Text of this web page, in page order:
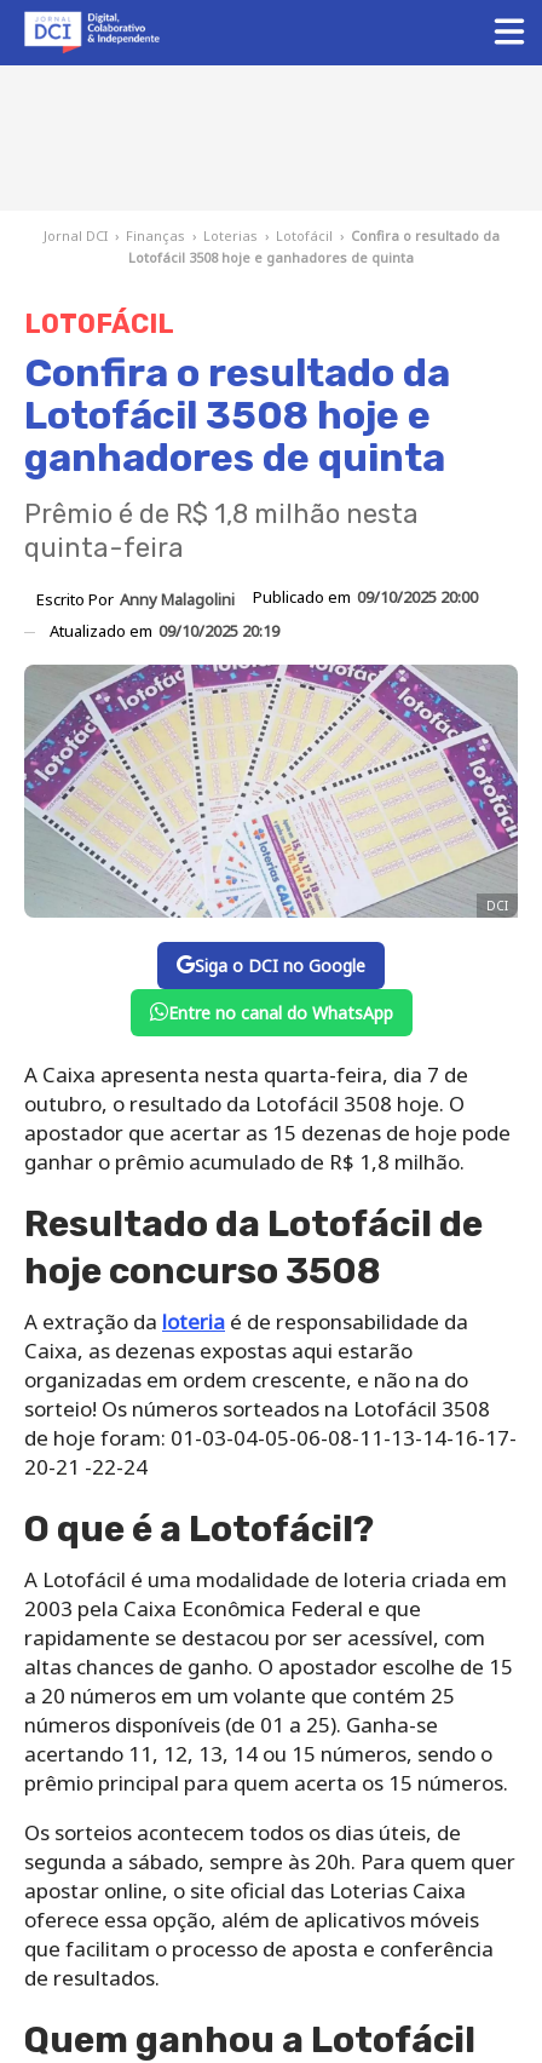
Jornal DCI › Finanças › Loterias › Lotofácil › Confira o resultado da
Lotofácil 3508 hoje e ganhadores de quinta
LOTOFÁCIL
Confira o resultado da
Lotofácil 3508 hoje e
ganhadores de quinta
Prêmio é de R$ 1,8 milhão nesta
quinta-feira
Escrito Por Anny Malagolini Publicado em 09/10/2025 20:00
Atualizado em 09/10/2025 20:19
DCI
Siga o DCI no Google
Entre no canal do WhatsApp
A Caixa apresenta nesta quarta-feira, dia 7 de
outubro, o resultado da Lotofácil 3508 hoje. O
apostador que acertar as 15 dezenas de hoje pode
ganhar o prêmio acumulado de R$ 1,8 milhão.
Resultado da Lotofácil de
hoje concurso 3508
A extração da loteria é de responsabilidade da
Caixa, as dezenas expostas aqui estarão
organizadas em ordem crescente, e não na do
sorteio! Os números sorteados na Lotofácil 3508
de hoje foram: 01-03-04-05-06-08-11-13-14-16-17-
20-21 -22-24
O que é a Lotofácil?
A Lotofácil é uma modalidade de loteria criada em
2003 pela Caixa Econômica Federal e que
rapidamente se destacou por ser acessível, com
altas chances de ganho. O apostador escolhe de 15
a 20 números em um volante que contém 25
números disponíveis (de 01 a 25). Ganha-se
acertando 11, 12, 13, 14 ou 15 números, sendo o
prêmio principal para quem acerta os 15 números.
Os sorteios acontecem todos os dias úteis, de
segunda a sábado, sempre às 20h. Para quem quer
apostar online, o site oficial das Loterias Caixa
oferece essa opção, além de aplicativos móveis
que facilitam o processo de aposta e conferência
de resultados.
Quem ganhou a Lotofácil